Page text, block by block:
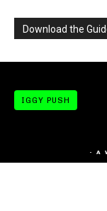
Download the
IGGY PUSH
- A